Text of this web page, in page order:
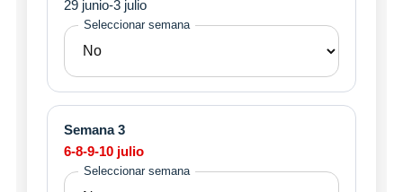
29 junio-3 julio
Seleccionar semana
Semana 3
6-8-9-10 julio
Seleccionar semana